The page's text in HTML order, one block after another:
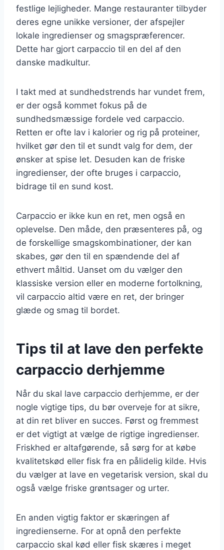
festlige lejligheder. Mange restauranter tilbyder
deres egne unikke versioner, der afspejler
lokale ingredienser og smagspræferencer.
Dette har gjort carpaccio til en del af den
danske madkultur.
I takt med at sundhedstrends har vundet frem,
er der også kommet fokus på de
sundhedsmæssige fordele ved carpaccio.
Retten er ofte lav i kalorier og rig på proteiner,
hvilket gør den til et sundt valg for dem, der
ønsker at spise let. Desuden kan de friske
ingredienser, der ofte bruges i carpaccio,
bidrage til en sund kost.
Carpaccio er ikke kun en ret, men også en
oplevelse. Den måde, den præsenteres på, og
de forskellige smagskombinationer, der kan
skabes, gør den til en spændende del af
ethvert måltid. Uanset om du vælger den
klassiske version eller en moderne fortolkning,
vil carpaccio altid være en ret, der bringer
glæde og smag til bordet.
Tips til at lave den perfekte
carpaccio derhjemme
Når du skal lave carpaccio derhjemme, er der
nogle vigtige tips, du bør overveje for at sikre,
at din ret bliver en succes. Først og fremmest
er det vigtigt at vælge de rigtige ingredienser.
Friskhed er altafgørende, så sørg for at købe
kvalitetskød eller fisk fra en pålidelig kilde. Hvis
du vælger at lave en vegetarisk version, skal du
også vælge friske grøntsager og urter.
En anden vigtig faktor er skæringen af
ingredienserne. For at opnå den perfekte
carpaccio skal kød eller fisk skæres i meget